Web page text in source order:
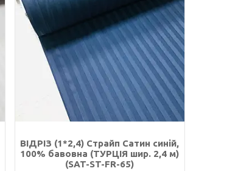
ВІДРІЗ (1*2,4) Страйп Сатин синій,
100% бавовна (ТУРЦІЯ шир. 2,4 м)
(SAT-ST-FR-65)